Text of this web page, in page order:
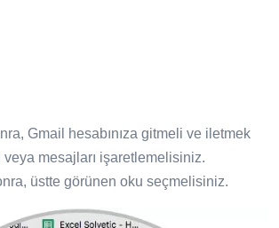
Gmail hesabınıza gitmeli ve iletmek
veya mesajları işaretlemelisiniz.
üstte görünen oku seçmelisiniz.